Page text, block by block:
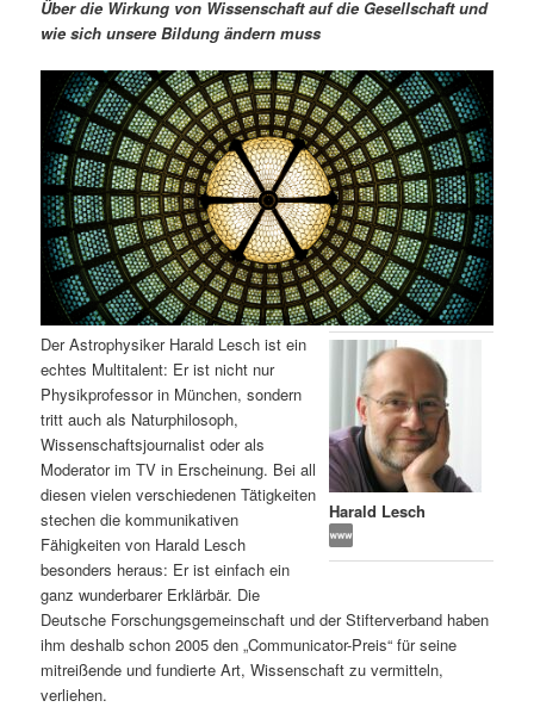
r
e
n
I
n
h
a
l
t
s
p
r
d
ä
r
e
n
I
n
h
a
l
t
s
n
a
a
t
i
o
n
Über die Wirkung von Wissenschaft auf die Gesellschaft und
wie sich unsere Bildung ändern muss
Harald Lesch
Der Astrophysiker Harald Lesch ist ein
echtes Multitalent: Er ist nicht nur
Physikprofessor in München, sondern
tritt auch als Naturphilosoph,
Wissenschaftsjournalist oder als
Moderator im TV in Erscheinung. Bei all
diesen vielen verschiedenen Tätigkeiten
stechen die kommunikativen
Fähigkeiten von Harald Lesch
besonders heraus: Er ist einfach ein
ganz wunderbarer Erklärbär. Die
Deutsche Forschungsgemeinschaft und der Stifterverband haben
ihm deshalb schon 2005 den „Communicator-Preis“ für seine
mitreißende und fundierte Art, Wissenschaft zu vermitteln,
verliehen.